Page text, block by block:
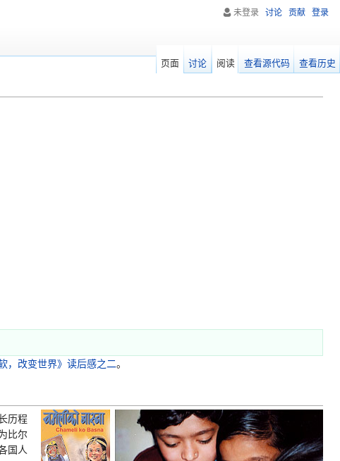
，改变世界》读后感之二。
历程
比尔
国人
未登录 讨论 贡献 登录
页面 讨论 阅读 查看源代码 查看历史